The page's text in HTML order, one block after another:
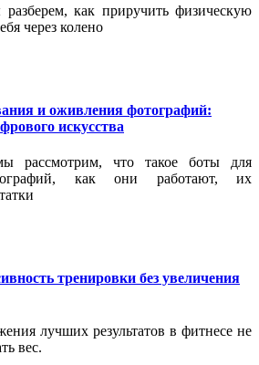
как приручить физическую
через колено
и оживления фотографий:
искусства
рассмотрим, что такое боты для
как они работают, их
тренировки без увеличения
лучших результатов в фитнесе не
вес.